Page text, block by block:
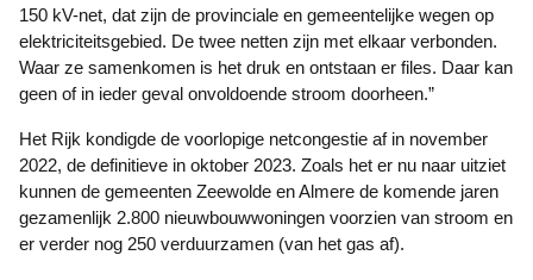
150 kV-net, dat zijn de provinciale en gemeentelijke wegen op
elektriciteitsgebied. De twee netten zijn met elkaar verbonden.
Waar ze samenkomen is het druk en ontstaan er files. Daar kan
geen of in ieder geval onvoldoende stroom doorheen.”
Het Rijk kondigde de voorlopige netcongestie af in november
2022, de definitieve in oktober 2023. Zoals het er nu naar uitziet
kunnen de gemeenten Zeewolde en Almere de komende jaren
gezamenlijk 2.800 nieuwbouwwoningen voorzien van stroom en
er verder nog 250 verduurzamen (van het gas af).